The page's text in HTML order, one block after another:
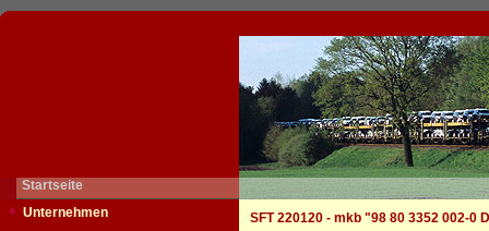
Startseite
Unternehmen
SFT 220120 - mkb "98 80 3352 002-0